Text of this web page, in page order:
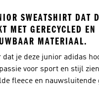
SWEATSHIRT DAT
MET GERECYCLED EN
MATERIAAL.
dat je deze junior adidas
voor sport en stijl
fleece en nauwsluitende